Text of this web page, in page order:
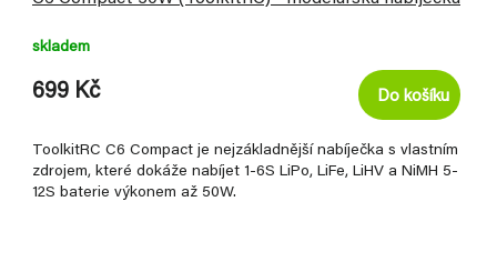
skladem
699 Kč Do košíku
ToolkitRC C6 Compact je nejzákladnější nabíječka s vlastním
zdrojem, které dokáže nabíjet 1-6S LiPo, LiFe, LiHV a NiMH 5-
12S baterie výkonem až 50W.